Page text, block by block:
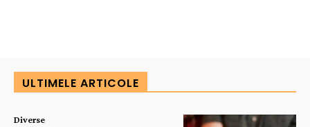
ULTIMELE ARTICOLE
Diverse